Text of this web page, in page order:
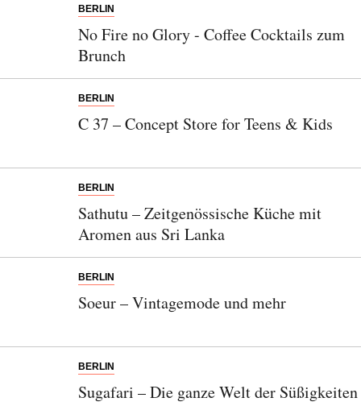
BERLIN
No Fire no Glory - Coffee Cocktails zum
Brunch
BERLIN
C 37 – Concept Store for Teens & Kids
BERLIN
Sathutu – Zeitgenössische Küche mit
Aromen aus Sri Lanka
BERLIN
Soeur – Vintagemode und mehr
BERLIN
Sugafari – Die ganze Welt der Süßigkeiten